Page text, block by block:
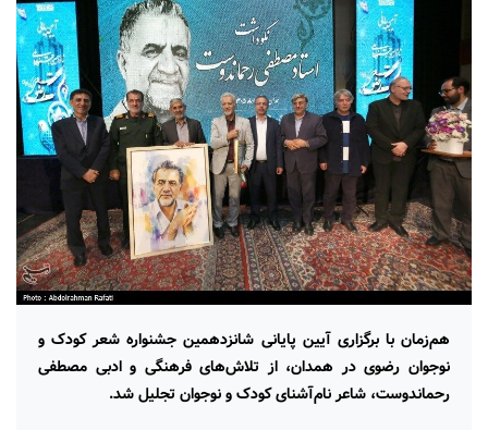
هم‌زمان با برگزاری آیین پایانی شانزدهمین جشنواره شعر کودک و
نوجوان رضوی در همدان، از تلاش‌های فرهنگی و ادبی مصطفی
رحماندوست، ‌شاعر نام‌آشنای کودک و نوجوان تجلیل شد.